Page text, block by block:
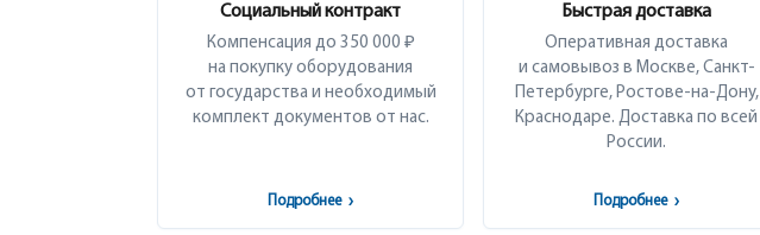
Социальный контракт
Компенсация до 350 000 ₽
на покупку оборудования
от государства и необходимый
комплект документов от нас.
Подробнее ›
Быстрая доставка
Оперативная доставка
и самовывоз в Москве, Санкт-
Петербурге, Ростове-на-Дону,
Краснодаре. Доставка по всей
России.
Подробнее ›